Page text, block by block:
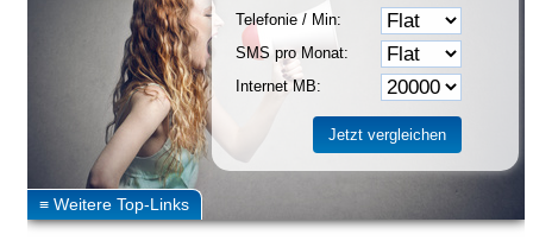
Telefonie / Min:
SMS pro Monat:
Internet MB: